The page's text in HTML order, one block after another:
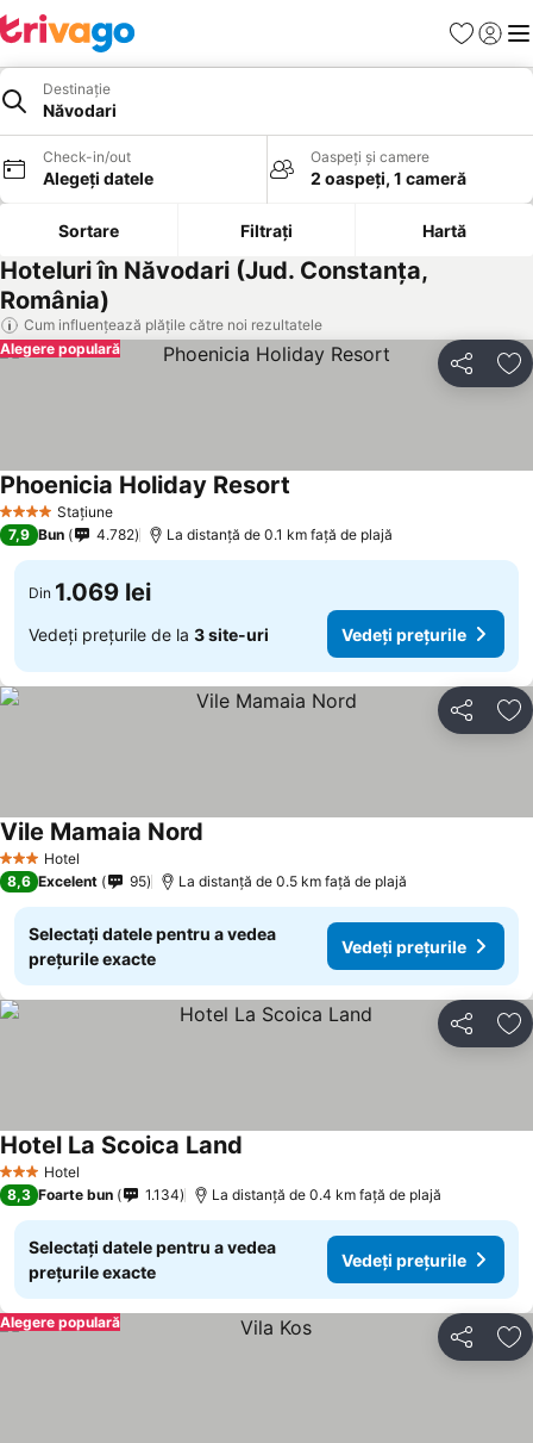
Favorite
Destinație
Năvodari
Check-in/out
Alegeți datele
Oaspeți și camere
2 oaspeți, 1 cameră
Sortare Filtrați Hartă
Hoteluri în Năvodari (Jud. Constanţa,
România)
Cum influențează plățile către noi rezultatele
Distribuiți
Alegere populară
4 Stele Stațiune
Phoenicia Holiday Resort
7,9 Bun 4.782 La distanță de 0.1 km față de plajă
Din 1.069 lei
Vedeți prețurile de la 3 site-uri Vedeți prețurile
Distribuiți
3 SteleHotel
Vile Mamaia Nord
8,6 Excelent 95 La distanță de 0.5 km față de plajă
Selectați datele pentru a vedea
prețurile exacte
Vedeți prețurile
Distribuiți
3 SteleHotel
Hotel La Scoica Land
8,3 Foarte bun 1.134 La distanță de 0.4 km față de plajă
Selectați datele pentru a vedea
prețurile exacte
Vedeți prețurile
Distribuiți
Alegere populară